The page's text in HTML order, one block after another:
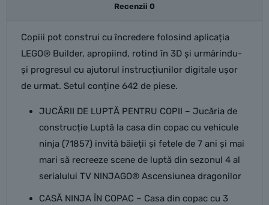
Recenzii 0
Copiii pot construi cu încredere folosind aplicația
LEGO® Builder, apropiind, rotind în 3D și urmărindu-
și progresul cu ajutorul instrucțiunilor digitale ușor
de urmat. Setul conține 642 de piese.
JUCĂRII DE LUPTĂ PENTRU COPII – Jucăria de
construcție Luptă la casa din copac cu vehicule
ninja (71857) invită băieții și fetele de 7 ani și mai
mari să recreeze scene de luptă din sezonul 4 al
serialului TV NINJAGO® Ascensiunea dragonilor
CASĂ NINJA ÎN COPAC – Casa din copac cu 3